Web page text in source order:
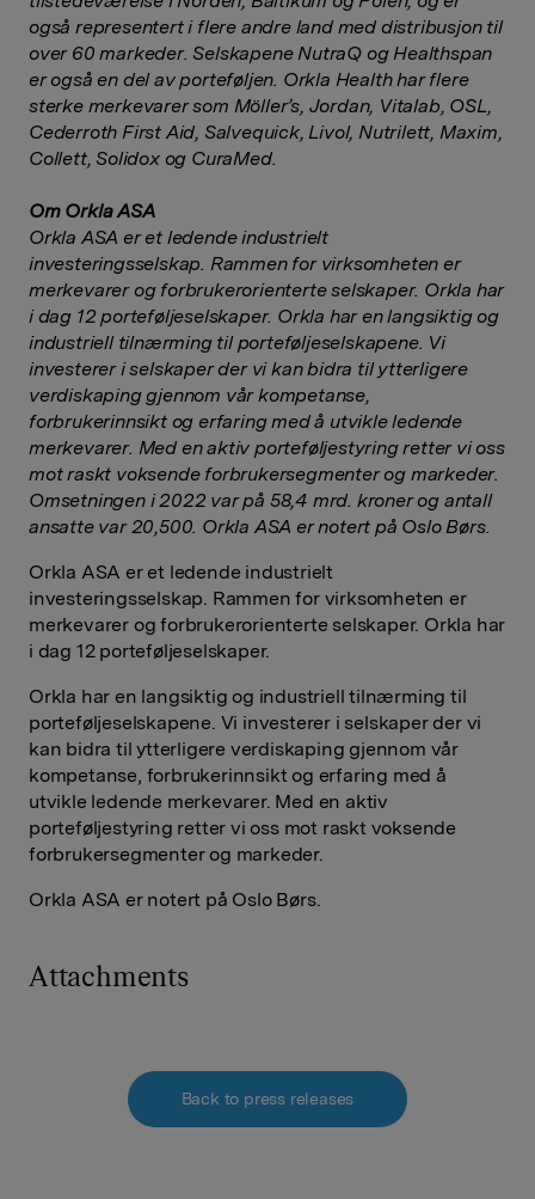
også representert i flere andre land med distribusjon til
over 60 markeder. Selskapene NutraQ og Healthspan
er også en del av porteføljen. Orkla Health har flere
sterke merkevarer som Möller’s, Jordan, Vitalab, OSL,
Cederroth First Aid, Salvequick, Livol, Nutrilett, Maxim,
Collett, Solidox og CuraMed.
Om Orkla ASA
Orkla ASA er et ledende industrielt
investeringsselskap. Rammen for virksomheten er
merkevarer og forbrukerorienterte selskaper. Orkla har
i dag 12 porteføljeselskaper. Orkla har en langsiktig og
industriell tilnærming til porteføljeselskapene. Vi
investerer i selskaper der vi kan bidra til ytterligere
verdiskaping gjennom vår kompetanse,
forbrukerinnsikt og erfaring med å utvikle ledende
merkevarer. Med en aktiv porteføljestyring retter vi oss
mot raskt voksende forbrukersegmenter og markeder.
Omsetningen i 2022 var på 58,4 mrd. kroner og antall
ansatte var 20,500. Orkla ASA er notert på Oslo Børs.
Orkla ASA er et ledende industrielt
investeringsselskap. Rammen for virksomheten er
merkevarer og forbrukerorienterte selskaper. Orkla har
i dag 12 porteføljeselskaper.
Orkla har en langsiktig og industriell tilnærming til
porteføljeselskapene. Vi investerer i selskaper der vi
kan bidra til ytterligere verdiskaping gjennom vår
kompetanse, forbrukerinnsikt og erfaring med å
utvikle ledende merkevarer. Med en aktiv
porteføljestyring retter vi oss mot raskt voksende
forbrukersegmenter og markeder.
Orkla ASA er notert på Oslo Børs.
Attachments
Back to press releases